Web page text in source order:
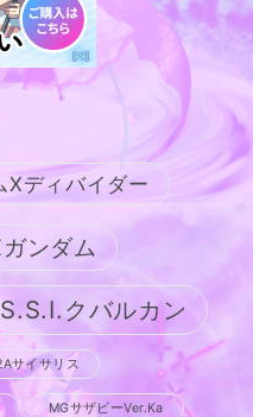
ディバイダー
ンダム
クバルカン
サイサリス
MGサザビーVer.Ka